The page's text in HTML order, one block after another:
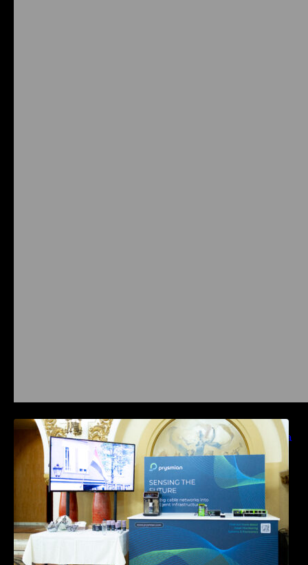
Prysmian aduce la COMM26 tehnologii de
sensing si Digital Energy pentru monitorizarea
in timp real a infrastrucrutilor critice